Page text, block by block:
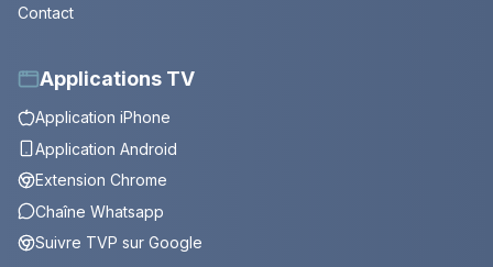
Contact
Applications TV
Application iPhone
Application Android
Extension Chrome
Chaîne Whatsapp
Suivre TVP sur Google